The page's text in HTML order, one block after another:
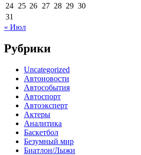
24 25 26 27 28 29 30
31
« Июл
Рубрики
Uncategorized
Автоновости
Автособытия
Автоспорт
Автоэксперт
Актеры
Аналитика
Баскетбол
Безумный мир
Биатлон/Лыжи